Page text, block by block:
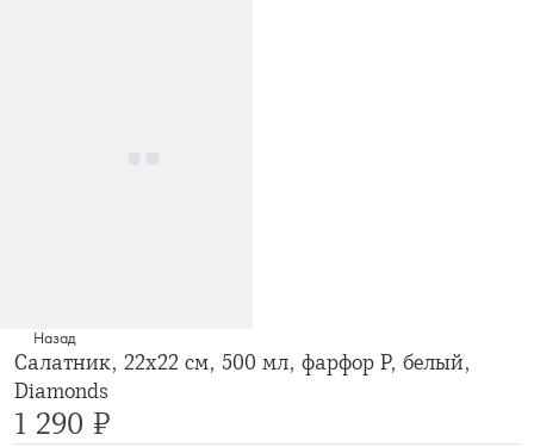
Назад
Салатник, 22х22 см, 500 мл, фарфор P, белый,
Diamonds
1 290 ₽